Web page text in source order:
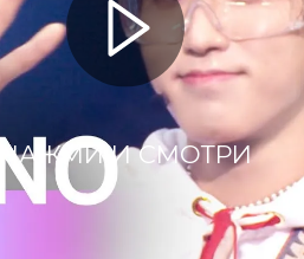
НАЖМИ И СМОТРИ